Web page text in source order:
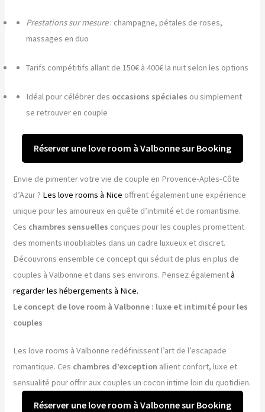
Prestations sur mesure: champagne, pétales de roses,
massages en duo
Tarifs compétitifs allant de 150€ à 400€ la nuit selon les options
Idéal pour célébrer des occasions spéciales ou simplement
se retrouver en couple
Réserver une love room à Valbonne sur Booking
Envie de pimenter votre vie de couple en Provence-Aples-Côte
d’Azur ? Les love rooms à Nice offrent également une expérience
unique pour les amoureux en quête d’intimité et de romantisme.
Ces chambres sensuelles conçues pour les couples promettent
des moments inoubliables dans un cadre luxueux et discret.
Découvrons ensemble ce concept qui séduit de plus en plus de
couples à Valbonne et dans ses environs. Pensez égalementà
regarder les hébergements à Nice.
Le concept de love room à Valbonne : luxe et intimité pour les
couples
Les love rooms à Valbonne redéfinissent l’art de l’escapade
romantique. Ces chambres d’exception allient confort, luxe et
sensualité pour offrir aux couples un cocon intime loin du quotidien.
Réserver une love room à Valbonne sur Booking